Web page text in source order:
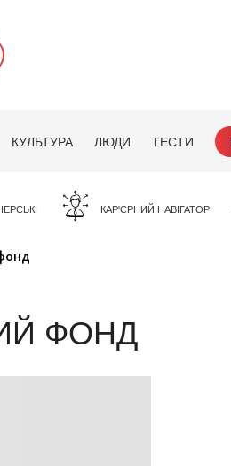
КУЛЬТУРА ЛЮДИ ТЕСТИ
КАР'ЄРНИЙ НАВІГАТОР
ФОНД